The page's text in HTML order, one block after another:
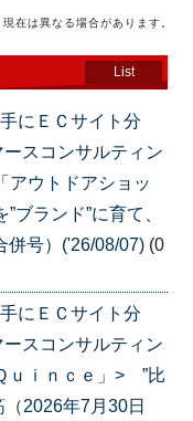
在は異なる場合があります。
List
にＥＣサイト分
スコンサルティン
ウトドアショッ
ブランド”に育て、
併号）('26/08/07) (0
にＥＣサイト分
スコンサルティン
ｉｎｃｅ」> ”比
2026年7月30日